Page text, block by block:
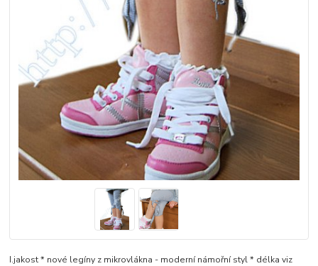
I.jakost * nové legíny z mikrovlákna - moderní námořní styl * délka viz